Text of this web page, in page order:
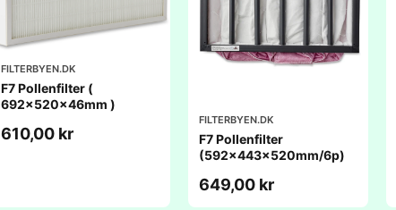
FILTERBYEN.DK
F7 Pollenfilter (
692x520x46mm )
610,00 kr
FILTERBYEN.DK
F7 Pollenfilter
(592x443x520mm/6p)
649,00 kr